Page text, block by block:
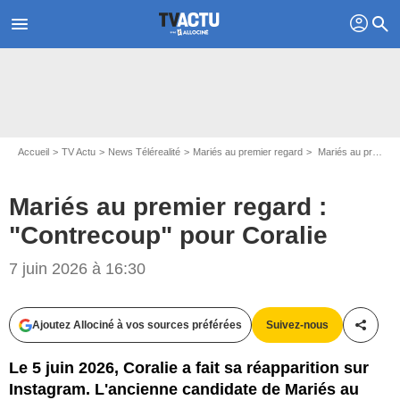
menu profil search
Accueil TV Actu News Télérealité Mariés au premier regard Mariés au premier regard : "Contrecoup" pour Coralie
Mariés au premier regard :
"Contrecoup" pour Coralie
7 juin 2026 à 16:30
Ajoutez Allociné à vos sources préférées Suivez-nous
Le 5 juin 2026, Coralie a fait sa réapparition sur
Instagram. L'ancienne candidate de Mariés au